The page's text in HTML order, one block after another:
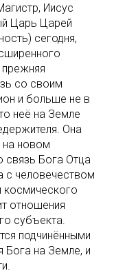
Иисус
Царь Царей
сегодня,
прежняя
со своим
и больше не в
неё на Земле
Она
на новом
связь Бога Отца
с человечеством
отношения
субъекта.
подчинёнными
Бога на Земле, и